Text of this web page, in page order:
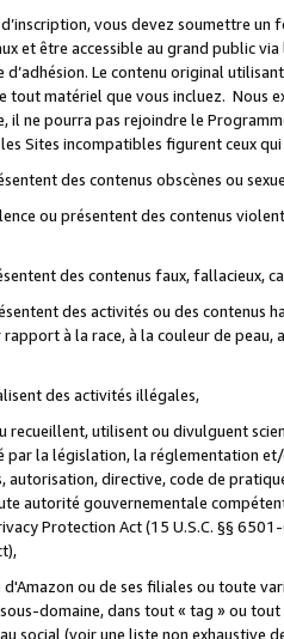
vous devez soumettre
et être accessible au grand public
Le contenu original
matériel que vous incluez. Nous
ne pourra pas rejoindre le
Sites incompatibles figurent ceux
des contenus obscènes ou
ou présentent des contenus
des contenus faux, fallacieux,
des activités ou des contenus
à la race, à la couleur de
des activités illégales,
recueillent, utilisent ou divulguent
par la législation, la réglementation
autorisation, directive, code de
autorité gouvernementale
Protection Act (15 U.S.C. §§
ou de ses filiales ou toute
domaine, dans tout « tag » ou
social (voir une liste non exhaustive